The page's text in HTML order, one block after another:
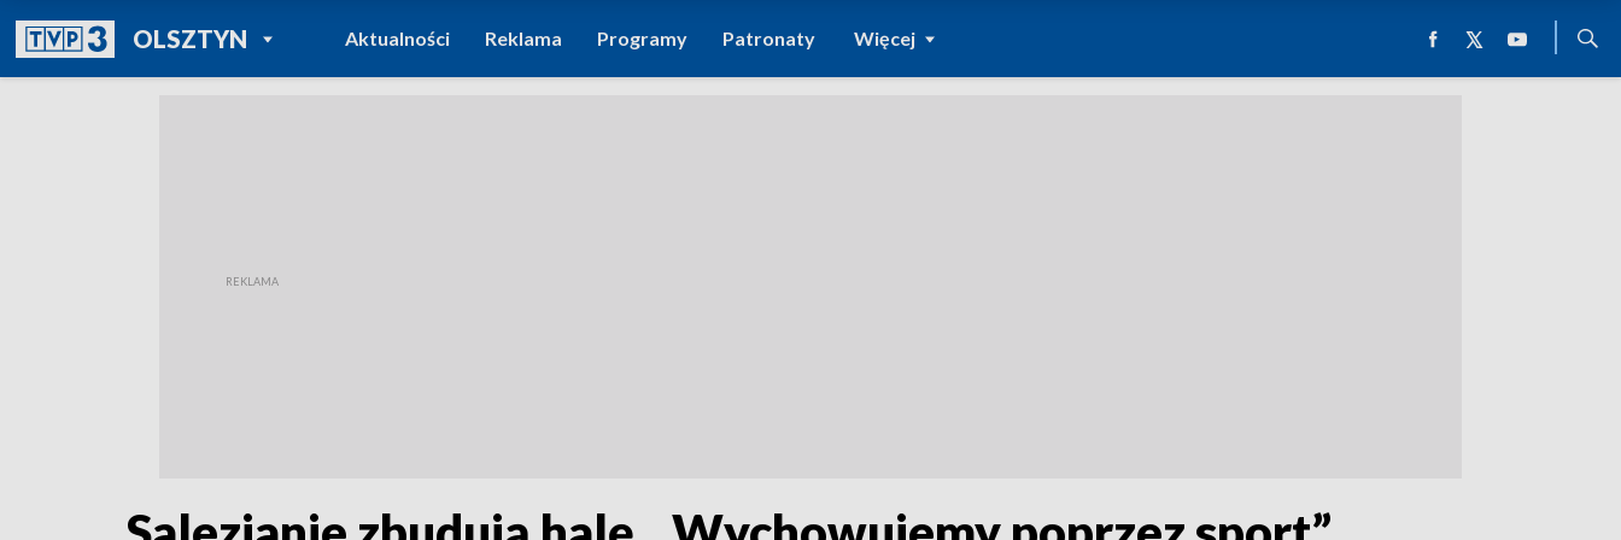
OLSZTYNPOWRÓT DO
TVP REGIONY
Aktualności Reklama Programy Patronaty Więcej